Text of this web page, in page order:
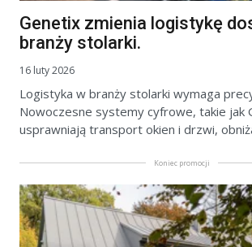
Genetix zmienia logistykę
branży stolarki.
16 luty 2026
Logistyka w branży stolarki wymaga
Nowoczesne systemy cyfrowe, takie jak
usprawniają transport okien i drzwi,
Koniec promocji